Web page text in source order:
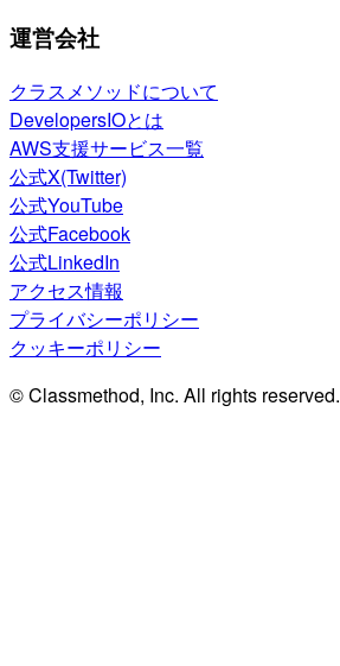
運営会社
クラスメソッドについて
DevelopersIOとは
AWS支援サービス一覧
公式X(Twitter)
公式YouTube
公式Facebook
公式LinkedIn
アクセス情報
プライバシーポリシー
クッキーポリシー
© Classmethod, Inc. All rights reserved.